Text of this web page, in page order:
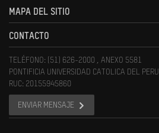
MAPA DEL SITIO
CONTACTO
TELÉFONO: (51) 626-2000 , ANEXO 5581
PONTIFICIA UNIVERSIDAD CATOLICA DEL PERU
RUC: 20155945860
ENVIAR MENSAJE